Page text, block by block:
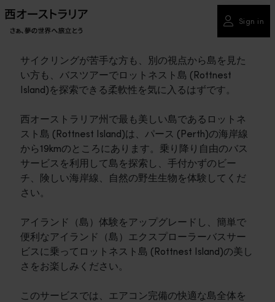
Sign in
サイクリングが苦手な方も、別の視点から島を見た
い方も、バスツアーでロットネスト島 (Rottnest
Island)を探索できる柔軟性を気に入るはずです。
西オーストラリア州で最も美しい島であるロットネ
スト島 (Rottnest Island)は、パース (Perth)の海岸線
から19kmのところにあります。乗り降り自由のバス
サービスを利用して島を探索し、手付かずのビー
チ、険しい海岸線、自然の野生生物を体験してくだ
さい。
アイランド（島）体験をアップグレードし、簡単で
便利なアイランド（島）エクスプローラーバスサー
ビスに乗ってロットネスト島 (Rottnest Island)の美し
さをお楽しみください。
このサービスでは、エアコン完備の快適な島全体を